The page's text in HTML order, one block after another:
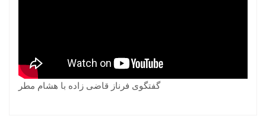
گفتگوی فرناز قاضی زاده با هشام مطر